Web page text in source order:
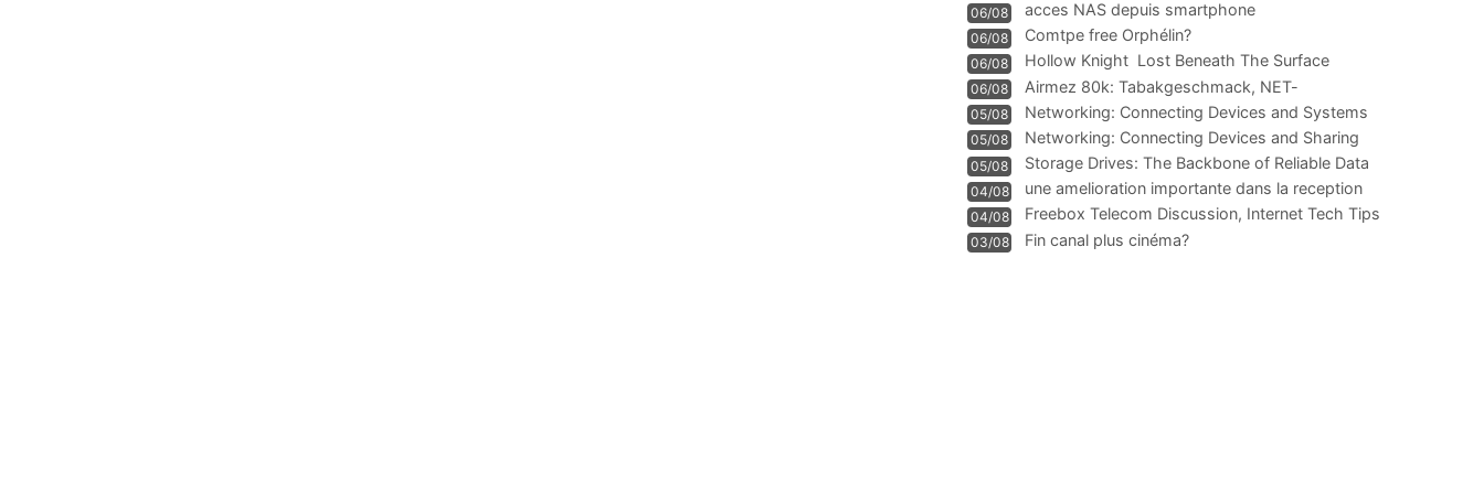
06/08 acces NAS depuis smartphone
06/08 Comtpe free Orphélin?
06/08 Hollow Knight  Lost Beneath The Surface
06/08
Airmez 80k: Tabakgeschmack, NET-
Technologie und Leistung im
05/08 Networking: Connecting Devices and Systems
05/08
Networking: Connecting Devices and Sharing
Information
05/08
Storage Drives: The Backbone of Reliable Data
Management
04/08
une amelioration importante dans la reception
WIFI
04/08
Freebox Telecom Discussion, Internet Tech Tips
Communi
03/08 Fin canal plus cinéma?